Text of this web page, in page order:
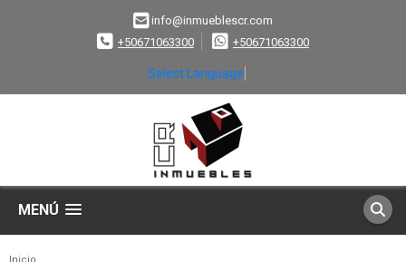
info@inmueblescr.com
+50671063300
+50671063300
Select Language
MENÚ